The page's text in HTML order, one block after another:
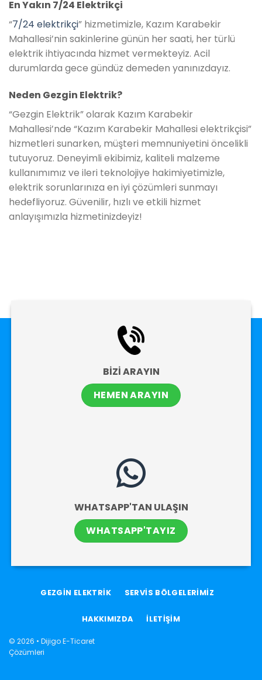
En Yakın 7/24 Elektrikçi
“7/24 elektrikçi” hizmetimizle, Kazım Karabekir
Mahallesi’nin sakinlerine günün her saati, her türlü
elektrik ihtiyacında hizmet vermekteyiz. Acil
durumlarda gece gündüz demeden yanınızdayız.
Neden Gezgin Elektrik?
“Gezgin Elektrik” olarak Kazım Karabekir
Mahallesi’nde “Kazım Karabekir Mahallesi elektrikçisi”
hizmetleri sunarken, müşteri memnuniyetini öncelikli
tutuyoruz. Deneyimli ekibimiz, kaliteli malzeme
kullanımımız ve ileri teknolojiye hakimiyetimizle,
elektrik sorunlarınıza en iyi çözümleri sunmayı
hedefliyoruz. Güvenilir, hızlı ve etkili hizmet
anlayışımızla hizmetinizdeyiz!
BİZİ ARAYIN
HEMEN ARAYIN
WHATSAPP'TAN ULAŞIN
WHATSAPP'TAYIZ
© 2026 • Dijigo E-Ticaret
Çözümleri
GEZGİN ELEKTRİK SERVİS BÖLGELERİMİZ
HAKKIMIZDA İLETİŞİM